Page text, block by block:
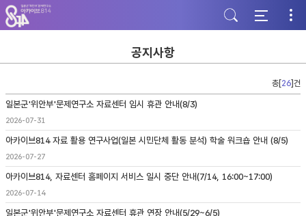
주
메
뉴
가
본
문
바
기
하
단
바
기
공지사항
총[26]건
일본군'위안부'문제연구소 자료센터 임시 휴관 안내(8/3)
2026-07-31
아카이브814 자료 활용 연구사업(일본 시민단체 활동 분석) 학술 워크숍 안내 (8/5)
2026-07-27
아카이브814, 자료센터 홈페이지 서비스 일시 중단 안내(7/14, 16:00~17:00)
2026-07-14
일본군'위안부'문제연구소 자료센터 휴관 연장 안내(5/29~6/5)